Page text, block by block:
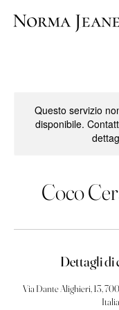
Questo servizio
disponibile.
Coco
Dettagli di
Via Dante Alighieri, 13,
Italia